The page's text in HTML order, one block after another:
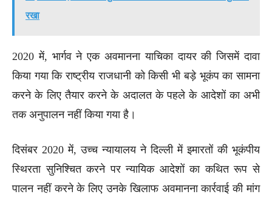
रखा
2020 में, भार्गव ने एक अवमानना ​​याचिका दायर की जिसमें दावा
किया गया कि राष्ट्रीय राजधानी को किसी भी बड़े भूकंप का सामना
करने के लिए तैयार करने के अदालत के पहले के आदेशों का अभी
तक अनुपालन नहीं किया गया है।
दिसंबर 2020 में, उच्च न्यायालय ने दिल्ली में इमारतों की भूकंपीय
स्थिरता सुनिश्चित करने पर न्यायिक आदेशों का कथित रूप से
पालन नहीं करने के लिए उनके खिलाफ अवमानना ​​कार्रवाई की मांग